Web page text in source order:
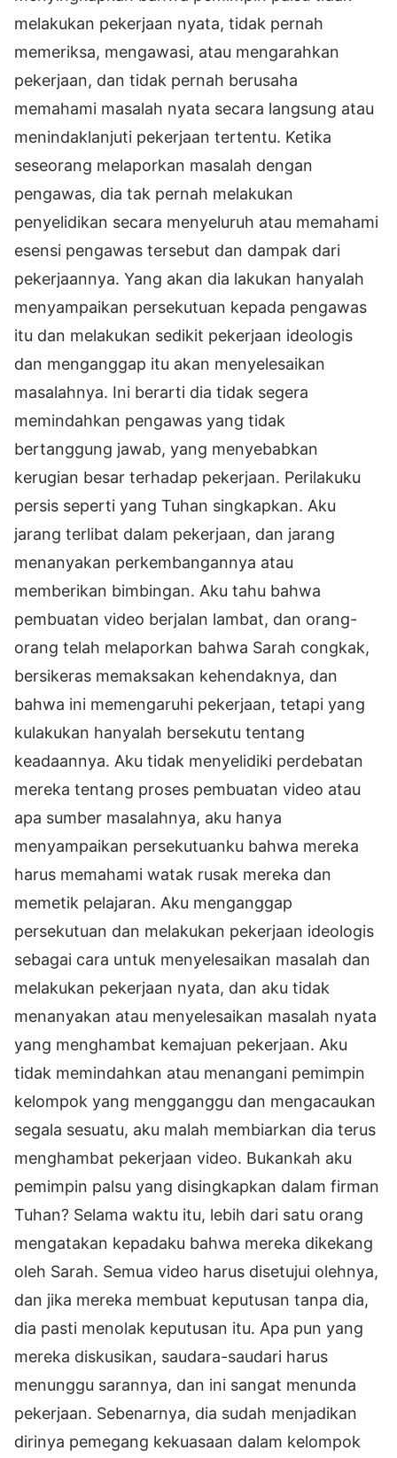
melakukan pekerjaan nyata, tidak pernah
memeriksa, mengawasi, atau mengarahkan
pekerjaan, dan tidak pernah berusaha
memahami masalah nyata secara langsung atau
menindaklanjuti pekerjaan tertentu. Ketika
seseorang melaporkan masalah dengan
pengawas, dia tak pernah melakukan
penyelidikan secara menyeluruh atau memahami
esensi pengawas tersebut dan dampak dari
pekerjaannya. Yang akan dia lakukan hanyalah
menyampaikan persekutuan kepada pengawas
itu dan melakukan sedikit pekerjaan ideologis
dan menganggap itu akan menyelesaikan
masalahnya. Ini berarti dia tidak segera
memindahkan pengawas yang tidak
bertanggung jawab, yang menyebabkan
kerugian besar terhadap pekerjaan. Perilakuku
persis seperti yang Tuhan singkapkan. Aku
jarang terlibat dalam pekerjaan, dan jarang
menanyakan perkembangannya atau
memberikan bimbingan. Aku tahu bahwa
pembuatan video berjalan lambat, dan orang-
orang telah melaporkan bahwa Sarah congkak,
bersikeras memaksakan kehendaknya, dan
bahwa ini memengaruhi pekerjaan, tetapi yang
kulakukan hanyalah bersekutu tentang
keadaannya. Aku tidak menyelidiki perdebatan
mereka tentang proses pembuatan video atau
apa sumber masalahnya, aku hanya
menyampaikan persekutuanku bahwa mereka
harus memahami watak rusak mereka dan
memetik pelajaran. Aku menganggap
persekutuan dan melakukan pekerjaan ideologis
sebagai cara untuk menyelesaikan masalah dan
melakukan pekerjaan nyata, dan aku tidak
menanyakan atau menyelesaikan masalah nyata
yang menghambat kemajuan pekerjaan. Aku
tidak memindahkan atau menangani pemimpin
kelompok yang mengganggu dan mengacaukan
segala sesuatu, aku malah membiarkan dia terus
menghambat pekerjaan video. Bukankah aku
pemimpin palsu yang disingkapkan dalam firman
Tuhan? Selama waktu itu, lebih dari satu orang
mengatakan kepadaku bahwa mereka dikekang
oleh Sarah. Semua video harus disetujui olehnya,
dan jika mereka membuat keputusan tanpa dia,
dia pasti menolak keputusan itu. Apa pun yang
mereka diskusikan, saudara-saudari harus
menunggu sarannya, dan ini sangat menunda
pekerjaan. Sebenarnya, dia sudah menjadikan
dirinya pemegang kekuasaan dalam kelompok